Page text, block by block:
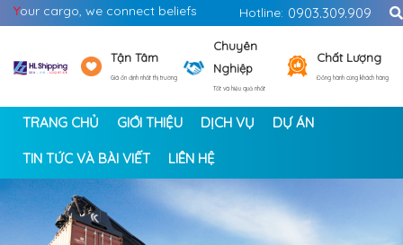
Your cargo, we connect beliefs Hotline: 0903.309.909
Tận Tâm
Giá ổn định nhất thị trường
Chuyên
Nghiệp
Tốt và hiệu quả nhất
Chất Lượng
Đồng hành cùng khách hàng
TRANG CHỦ GIỚI THIỆU DỊCH VỤ DỰ ÁN
TIN TỨC VÀ BÀI VIẾT LIÊN HỆ